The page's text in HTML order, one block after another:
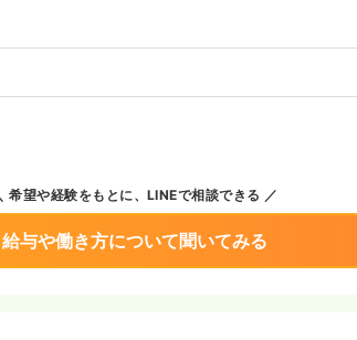
希望や経験をもとに、LINEで相談できる
給与や働き方について聞いてみる